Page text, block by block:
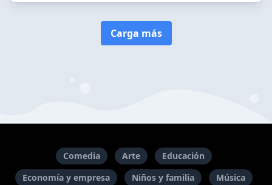
Carga más
Comedia Arte
Educación
Economía y empresa
Niños y familia
Música